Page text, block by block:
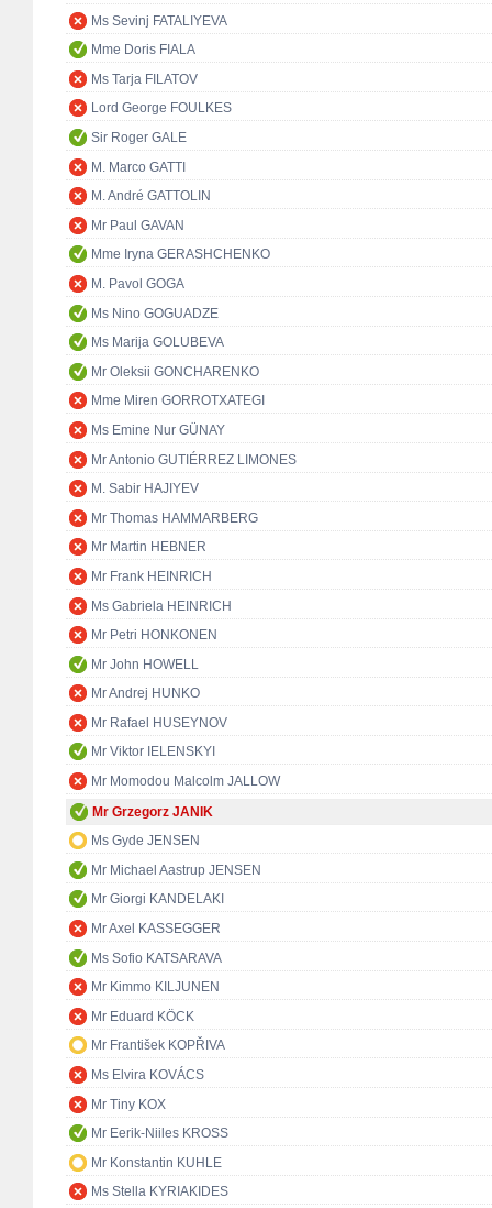
Ms Sevinj FATALIYEVA
Mme Doris FIALA
Ms Tarja FILATOV
Lord George FOULKES
Sir Roger GALE
M. Marco GATTI
M. André GATTOLIN
Mr Paul GAVAN
Mme Iryna GERASHCHENKO
M. Pavol GOGA
Ms Nino GOGUADZE
Ms Marija GOLUBEVA
Mr Oleksii GONCHARENKO
Mme Miren GORROTXATEGI
Ms Emine Nur GÜNAY
Mr Antonio GUTIÉRREZ LIMONES
M. Sabir HAJIYEV
Mr Thomas HAMMARBERG
Mr Martin HEBNER
Mr Frank HEINRICH
Ms Gabriela HEINRICH
Mr Petri HONKONEN
Mr John HOWELL
Mr Andrej HUNKO
Mr Rafael HUSEYNOV
Mr Viktor IELENSKYI
Mr Momodou Malcolm JALLOW
Mr Grzegorz JANIK
Ms Gyde JENSEN
Mr Michael Aastrup JENSEN
Mr Giorgi KANDELAKI
Mr Axel KASSEGGER
Ms Sofio KATSARAVA
Mr Kimmo KILJUNEN
Mr Eduard KÖCK
Mr František KOPŘIVA
Ms Elvira KOVÁCS
Mr Tiny KOX
Mr Eerik-Niiles KROSS
Mr Konstantin KUHLE
Ms Stella KYRIAKIDES